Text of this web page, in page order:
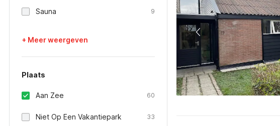
Sauna 9
+ Meer weergeven
Plaats
Aan Zee 60
Niet Op Een Vakantiepark 33